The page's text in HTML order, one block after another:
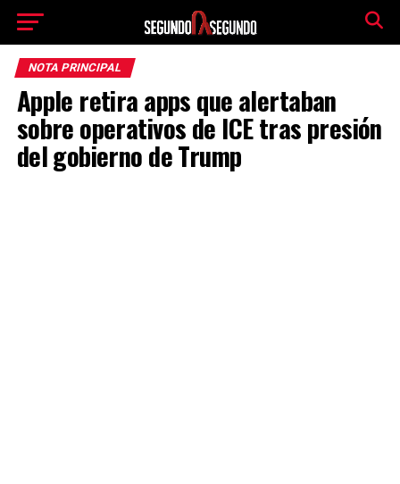
NOTA PRINCIPAL
Apple retira apps que alertaban
sobre operativos de ICE tras presión
del gobierno de Trump